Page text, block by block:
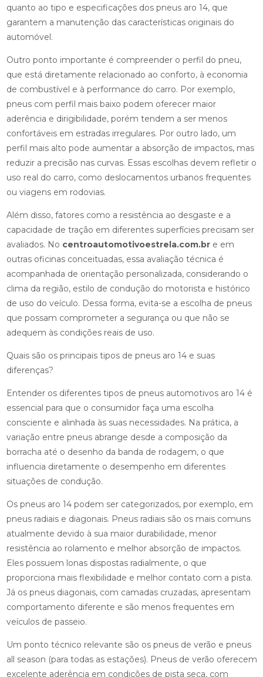
quanto ao tipo e especificações dos pneus aro 14, que
garantem a manutenção das características originais do
automóvel.
Outro ponto importante é compreender o perfil do pneu,
que está diretamente relacionado ao conforto, à economia
de combustível e à performance do carro. Por exemplo,
pneus com perfil mais baixo podem oferecer maior
aderência e dirigibilidade, porém tendem a ser menos
confortáveis em estradas irregulares. Por outro lado, um
perfil mais alto pode aumentar a absorção de impactos, mas
reduzir a precisão nas curvas. Essas escolhas devem refletir o
uso real do carro, como deslocamentos urbanos frequentes
ou viagens em rodovias.
Além disso, fatores como a resistência ao desgaste e a
capacidade de tração em diferentes superfícies precisam ser
avaliados. No centroautomotivoestrela.com.bre em
outras oficinas conceituadas, essa avaliação técnica é
acompanhada de orientação personalizada, considerando o
clima da região, estilo de condução do motorista e histórico
de uso do veículo. Dessa forma, evita-se a escolha de pneus
que possam comprometer a segurança ou que não se
adequem às condições reais de uso.
Quais são os principais tipos de pneus aro 14 e suas
diferenças?
Entender os diferentes tipos de pneus automotivos aro 14 é
essencial para que o consumidor faça uma escolha
consciente e alinhada às suas necessidades. Na prática, a
variação entre pneus abrange desde a composição da
borracha até o desenho da banda de rodagem, o que
influencia diretamente o desempenho em diferentes
situações de condução.
Os pneus aro 14 podem ser categorizados, por exemplo, em
pneus radiais e diagonais. Pneus radiais são os mais comuns
atualmente devido à sua maior durabilidade, menor
resistência ao rolamento e melhor absorção de impactos.
Eles possuem lonas dispostas radialmente, o que
proporciona mais flexibilidade e melhor contato com a pista.
Já os pneus diagonais, com camadas cruzadas, apresentam
comportamento diferente e são menos frequentes em
veículos de passeio.
Um ponto técnico relevante são os pneus de verão e pneus
all season (para todas as estações). Pneus de verão oferecem
excelente aderência em condições de pista seca, com